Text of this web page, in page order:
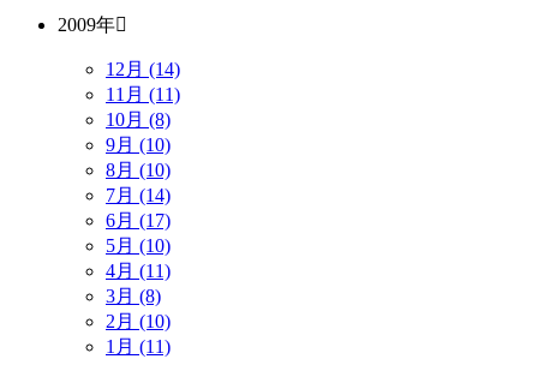
2009年
12月 (14)
11月 (11)
10月 (8)
9月 (10)
8月 (10)
7月 (14)
6月 (17)
5月 (10)
4月 (11)
3月 (8)
2月 (10)
1月 (11)